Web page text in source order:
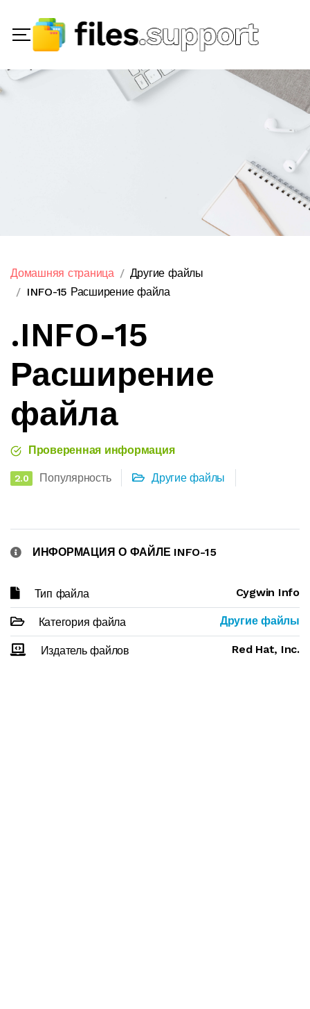
Домашняя страница
Другие файлы
INFO-15 Расширение файла
.INFO-15
Расширение
файла
Проверенная информация
2.0 Популярность Другие файлы
ИНФОРМАЦИЯ О ФАЙЛЕ INFO-15
Тип файла Cygwin Info
Категория файла Другие файлы
Издатель файлов Red Hat, Inc.